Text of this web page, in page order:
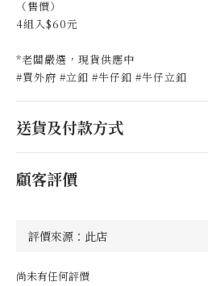
（售價）
4組入$60元
*老闆嚴選，現貨供應中
#買外府 #立釦 #牛仔釦 #牛仔立釦
送貨及付款方式
顧客評價
尚未有任何評價